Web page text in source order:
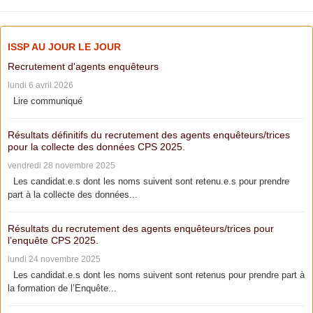
ISSP AU JOUR LE JOUR
Recrutement d'agents enquêteurs
lundi 6 avril 2026
Lire communiqué
Résultats définitifs du recrutement des agents enquêteurs/trices
pour la collecte des données CPS 2025.
vendredi 28 novembre 2025
Les candidat.e.s dont les noms suivent sont retenu.e.s pour prendre
part à la collecte des données...
Résultats du recrutement des agents enquêteurs/trices pour
l’enquête CPS 2025.
lundi 24 novembre 2025
Les candidat.e.s dont les noms suivent sont retenus pour prendre part à
la formation de l’Enquête...